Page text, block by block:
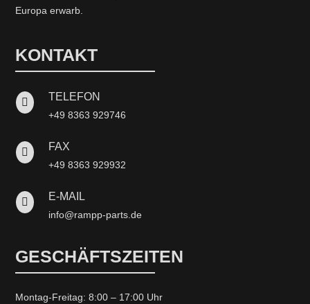
Europa erwarb.
KONTAKT
 TELEFON
+49 8363 929746
 FAX
+49 8363 929932
 E-MAIL
info@rampp-parts.de
GESCHÄFTSZEITEN
Montag-Freitag: 8:00 – 17:00 Uhr